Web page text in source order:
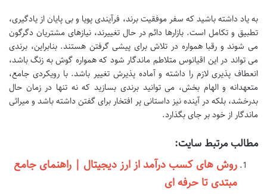
به یاد داشته باشید که سفر موفقیت برند، فرآیندی پویا و بی پایان از یادگیری،
تطبیق و تکامل است. بازارها دائم در حال تغییرند، نیازهای مشتریان دگرگون
می شوند و رقبا همواره در تلاش برای پیشی گرفتن هستند. بنابراین، برندی
می تواند در این اقیانوس متلاطم ماندگار شود که همواره گوش به زنگ باشد،
انعطاف پذیری لازم را داشته و آماده پذیرش تغییر باشد. با رویکردی جامع،
متعهدانه و الهام بخش، می توانید برندی بسازید که نه تنها در زمان حال
بدرخشد، بلکه در آینده نیز داستانی پر افتخار برای گفتن داشته باشد و میراثی
ماندگار از خود بر جای بگذارد.
مطالب مرتبط سایت:
روش های کسب درآمد از ارز دیجیتال | راهنمای جامع
مبتدی تا حرفه ای